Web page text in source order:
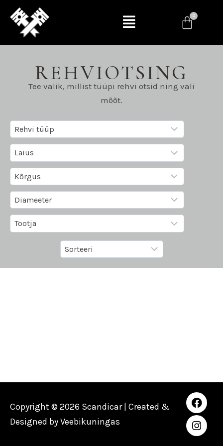
REHVIOTSING
Tee valik, millist tüüpi rehvi otsid ning vali
mõõt.
Copyright © 2026 Scandicar | Created &
Designed byVeebikuningas